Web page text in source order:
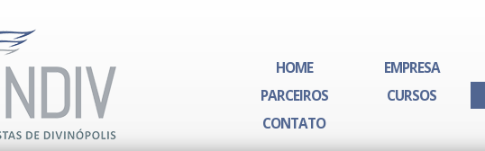
HOME EMPRESA
PARCEIROS
CURSOS
CONTATO